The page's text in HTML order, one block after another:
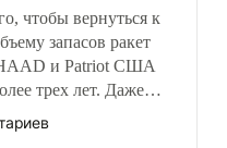
чтобы вернуться к
запасов ракет
и Patriot США
трех лет. Даже
с Ираном